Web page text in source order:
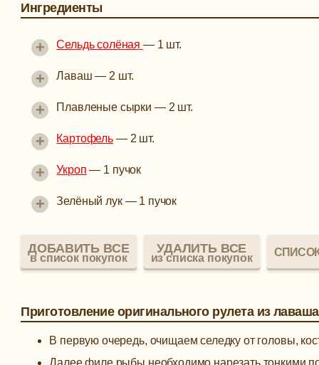
Ингредиенты
Сельдь солёная— 1 шт.
+
Лаваш— 2 шт.
+
Плавленые сырки — 2 шт.
+
Картофель— 2 шт.
+
Укроп — 1 пучок
+
Зелёный лук — 1 пучок
+
ДОБАВИТЬ ВСЕ
в список покупок
УДАЛИТЬ ВСЕ
из списка покупок
Приготовление оригинального рулета из
В первую очередь, очищаем селедку от головы,